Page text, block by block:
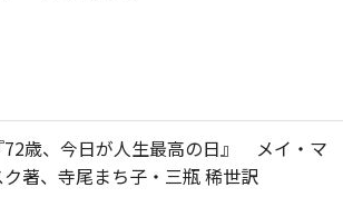
72歳、今日が人生最高の日』 メイ・マ
ク著、寺尾まち子・三瓶 稀世訳